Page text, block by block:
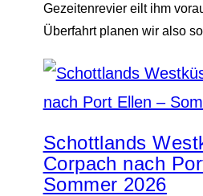
Gezeitenrevier eilt ihm
Überfahrt planen wir also
Schottlands
Corpach nach
Sommer 2026